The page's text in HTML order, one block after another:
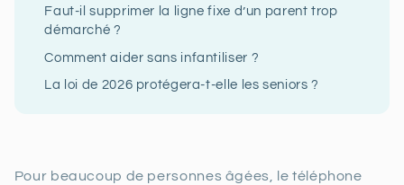
Faut-il supprimer la ligne fixe d’un parent trop
démarché ?
Comment aider sans infantiliser ?
La loi de 2026 protégera-t-elle les seniors ?
Pour beaucoup de personnes âgées, le téléphone